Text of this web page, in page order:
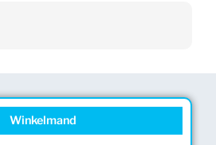
Winkelmand